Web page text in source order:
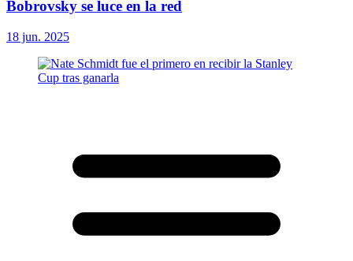
Bobrovsky se luce en la red
18 jun. 2025